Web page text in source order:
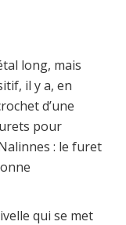
long, mais
il y a, en
d’une
pour
: le furet
qui se met